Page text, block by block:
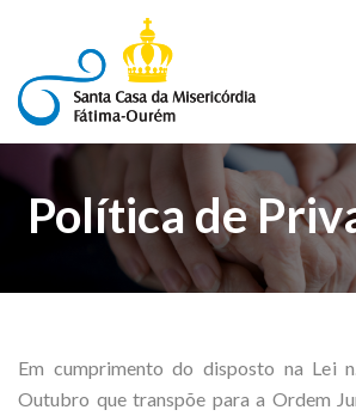
Política de
Em cumprimento do disposto na Lei
Outubro que transpõe para a Ordem